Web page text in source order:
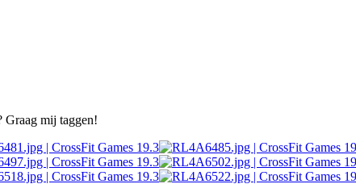
Graag mij taggen!